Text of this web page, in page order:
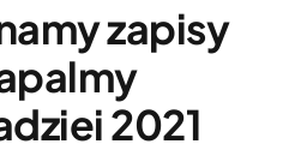
medycznegozapisy
2021